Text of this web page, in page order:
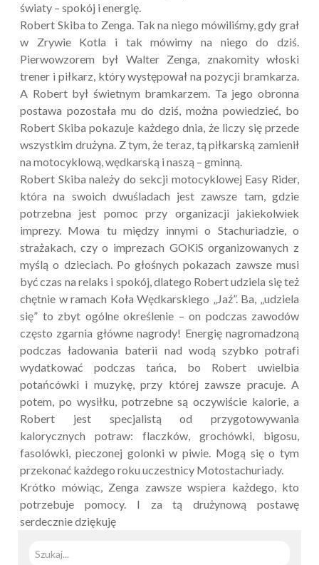
światy – spokój i energię.
Robert Skiba to Zenga. Tak na niego mówiliśmy, gdy grał
w Zrywie Kotla i tak mówimy na niego do dziś.
Pierwowzorem był Walter Zenga, znakomity włoski
trener i piłkarz, który występował na pozycji bramkarza.
A Robert był świetnym bramkarzem. Ta jego obronna
postawa pozostała mu do dziś, można powiedzieć, bo
Robert Skiba pokazuje każdego dnia, że liczy się przede
wszystkim drużyna. Z tym, że teraz, tą piłkarską zamienił
na motocyklową, wędkarską i naszą – gminną.
Robert Skiba należy do sekcji motocyklowej Easy Rider,
która na swoich dwuśladach jest zawsze tam, gdzie
potrzebna jest pomoc przy organizacji jakiekolwiek
imprezy. Mowa tu między innymi o Stachuriadzie, o
strażakach, czy o imprezach GOKiS organizowanych z
myślą o dzieciach. Po głośnych pokazach zawsze musi
być czas na relaks i spokój, dlatego Robert udziela się też
chętnie w ramach Koła Wędkarskiego „Jaź”. Ba, „udziela
się” to zbyt ogólne określenie – on podczas zawodów
często zgarnia główne nagrody! Energię nagromadzoną
podczas ładowania baterii nad wodą szybko potrafi
wydatkować podczas tańca, bo Robert uwielbia
potańcówki i muzykę, przy której zawsze pracuje. A
potem, po wysiłku, potrzebne są oczywiście kalorie, a
Robert jest specjalistą od przygotowywania
kalorycznych potraw: flaczków, grochówki, bigosu,
fasolówki, pieczonej golonki w piwie. Mogą się o tym
przekonać każdego roku uczestnicy Motostachuriady.
Krótko mówiąc, Zenga zawsze wspiera każdego, kto
potrzebuje pomocy. I za tą drużynową postawę
serdecznie dziękuję